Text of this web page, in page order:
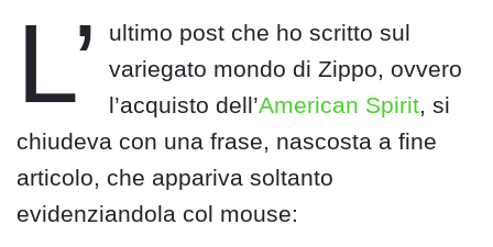
L’
ultimo post che ho scritto sul
variegato mondo di Zippo, ovvero
l’acquisto dell’American Spirit, si
chiudeva con una frase, nascosta a fine
articolo, che appariva soltanto
evidenziandola col mouse: